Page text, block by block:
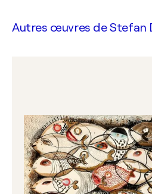
Autres œuvres deStefan